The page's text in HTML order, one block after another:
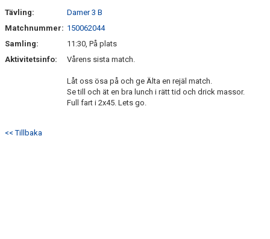
Tävling:
Damer 3 B
Matchnummer: 150062044
Samling:
11:30, På plats
Aktivitetsinfo:
Vårens sista match.
Låt oss ösa på och ge Älta en rejäl match.
Se till och ät en bra lunch i rätt tid och drick massor.
Full fart i 2x45. Lets go.
<< Tillbaka